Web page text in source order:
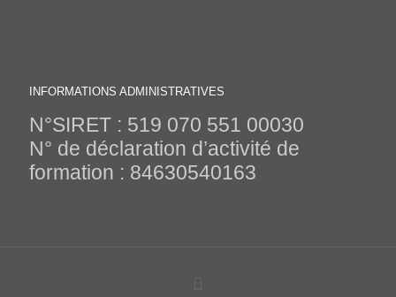
INFORMATIONS ADMINISTRATIVES
N°SIRET : 519 070 551 00030
N° de déclaration d’activité de
formation : 84630540163